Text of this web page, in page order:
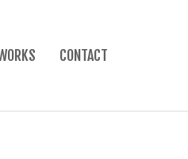
CONTACT